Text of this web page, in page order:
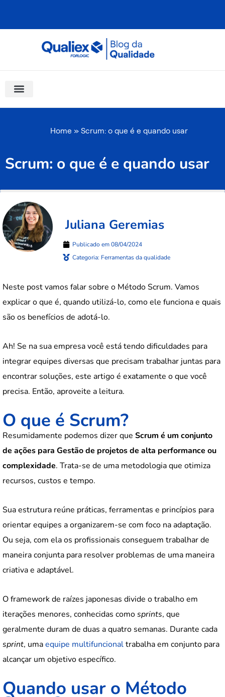
Home » Scrum: o que é e quando usar
Scrum: o que é e quando usar
Juliana Geremias
Publicado em08/04/2024
Categoria: Ferramentas da qualidade
Neste post vamos falar sobre o Método Scrum. Vamos
explicar o que é, quando utilizá-lo, como ele funciona e quais
são os benefícios de adotá-lo.
Ah! Se na sua empresa você está tendo dificuldades para
integrar equipes diversas que precisam trabalhar juntas para
encontrar soluções, este artigo é exatamente o que você
precisa. Então, aproveite a leitura.
O que é Scrum?
Resumidamente podemos dizer que Scrum é um conjunto
de ações para Gestão de projetos de alta performance ou
complexidade. Trata-se de uma metodologia que otimiza
recursos, custos e tempo.
Sua estrutura reúne práticas, ferramentas e princípios para
orientar equipes a organizarem-se com foco na adaptação.
Ou seja, com ela os profissionais conseguem trabalhar de
maneira conjunta para resolver problemas de uma maneira
criativa e adaptável.
O framework de raízes japonesas divide o trabalho em
iterações menores, conhecidas comosprints, que
geralmente duram de duas a quatro semanas. Durante cada
sprint, umaequipe multifuncionaltrabalha em conjunto para
alcançar um objetivo específico.
Quando usar o Método